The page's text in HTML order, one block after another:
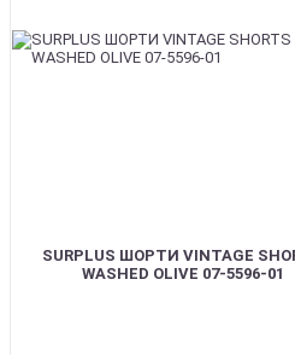
SURPLUS ШОРТИ VINTAGE
WASHED OLIVE 07-5596-01